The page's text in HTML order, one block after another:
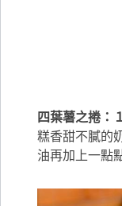
四葉薯之捲：
糕香甜不膩的
油再加上一點